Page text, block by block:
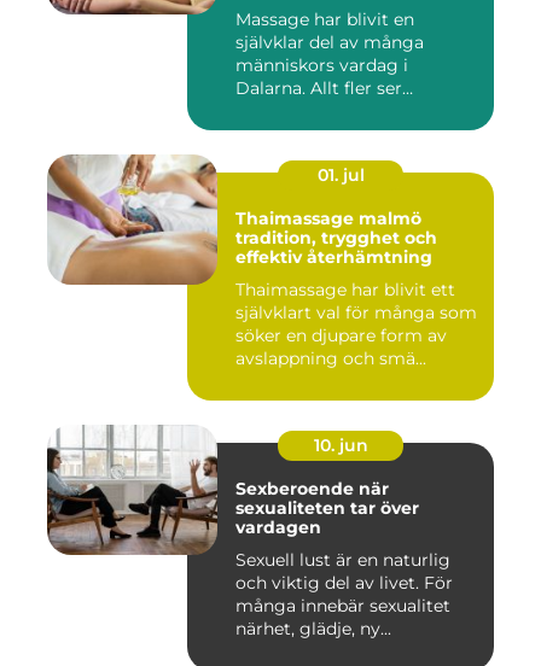
Massage har blivit en
självklar del av många
människors vardag i
Dalarna. Allt fler ser
01. jul
Thaimassage malmö
tradition, trygghet och
effektiv återhämtning
Thaimassage har blivit ett
självklart val för många som
söker en djupare form av
avslappning och smä...
10. jun
Sexberoende när
sexualiteten tar över
vardagen
Sexuell lust är en naturlig
och viktig del av livet. För
många innebär sexualitet
närhet, glädje, ny...